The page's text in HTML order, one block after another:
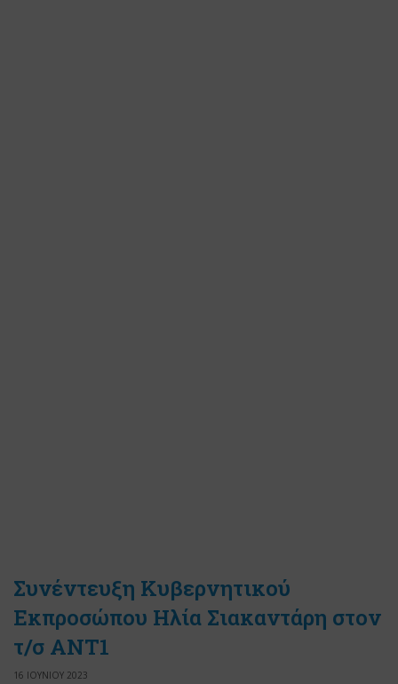
Συνέντευξη Κυβερνητικού
Εκπροσώπου Ηλία Σιακαντάρη στον
τ/σ ΑΝΤ1
16 ΙΟΥΝΙΟΥ 2023